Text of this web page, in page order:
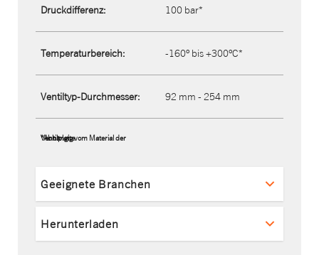
Druckdifferenz: 100 bar*
Temperaturbereich: -160° bis +300°C*
Ventiltyp-Durchmesser: 92 mm - 254 mm
*Abhängig vom Material der Ventilplatte.
Geeignete Branchen
Herunterladen